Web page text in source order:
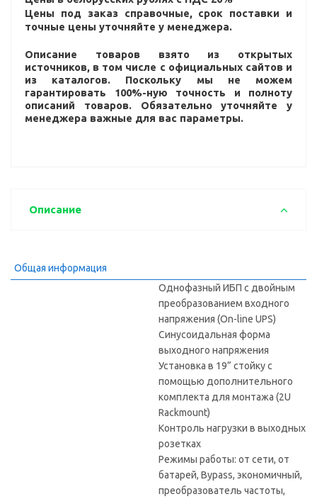
Цены под заказ справочные, срок поставки и
точные цены уточняйте у менеджера.
Описание товаров взято из открытых
источников, в том числе с официальных сайтов и
из каталогов. Поскольку мы не можем
гарантировать 100%-ную точность и полноту
описаний товаров. Обязательно уточняйте у
менеджера важные для вас параметры.
Описание
Общая информация
Однофазный ИБП с двойным
преобразованием входного
напряжения (On-line UPS)
Синусоидальная форма
выходного напряжения
Установка в 19” стойку с
помощью дополнительного
комплекта для монтажа (2U
Rackmount)
Контроль нагрузки в выходных
розетках
Режимы работы: от сети, от
батарей, Bypass, экономичный,
преобразователь частоты,